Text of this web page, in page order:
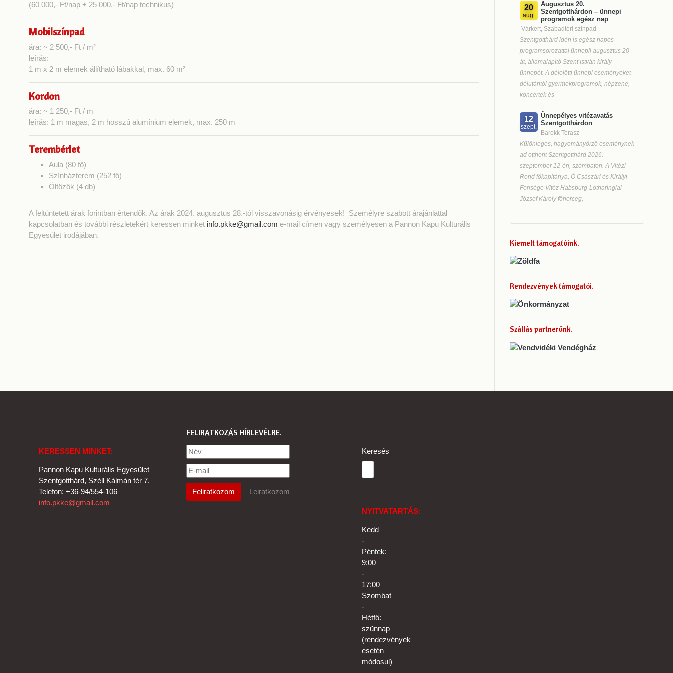
(60 000,- Ft/nap + 25 000,- Ft/nap technikus)
Mobilszínpad
ára: ~ 2 500,- Ft / m²
leírás:
1 m x 2 m elemek állítható lábakkal, max. 60 m²
Kordon
ára: ~ 1 250,- Ft / m
leírás: 1 m magas, 2 m hosszú alumínium elemek, max. 250 m
Terembérlet
Aula (80 fő)
Színházterem (252 fő)
Öltözők (4 db)
A feltüntetett árak forintban értendők. Az árak 2024. augusztus 28.-tól visszavonásig érvényesek! Személyre szabott árajánlattal
kapcsolatban és további részletekért keressen minket info.pkke@gmail.com e-mail címen vagy személyesen a Pannon Kapu Kulturális
Egyesület irodájában.
20
aug.
Augusztus 20.
Szentgotthárdon – ünnepi
programok egész nap
Várkert, Szabadtéri színpad
Szentgotthárd idén is egész napos
programsorozattal ünnepli augusztus 20-
át, államalapító Szent István király
ünnepét. A délelőtti ünnepi eseményeket
délutántól gyermekprogramok, népzene,
koncertek és
12
szept.
Ünnepélyes vitézavatás
Szentgotthárdon
Barokk Terasz
Különleges, hagyományőrző eseménynek
ad otthont Szentgotthárd 2026.
szeptember 12-én, szombaton. A Vitézi
Rend főkapitánya, Ő Császári és Királyi
Fensége Vitéz Habsburg-Lotharingiai
József Károly főherceg,
Kiemelt támogatóink
Rendezvények támogatói
Szállás partnerünk
KERESSEN MINKET:
Pannon Kapu Kulturális Egyesület
Szentgotthárd, Széll Kálmán tér 7.
Telefon: +36-94/554-106
info.pkke@gmail.com
FELIRATKOZÁS HÍRLEVÉLRE
Keresés
NYITVATARTÁS:
Kedd
-
Péntek:
9:00
-
17:00
Szombat
-
Hétfő:
szünnap
(rendezvények
esetén
módosul)